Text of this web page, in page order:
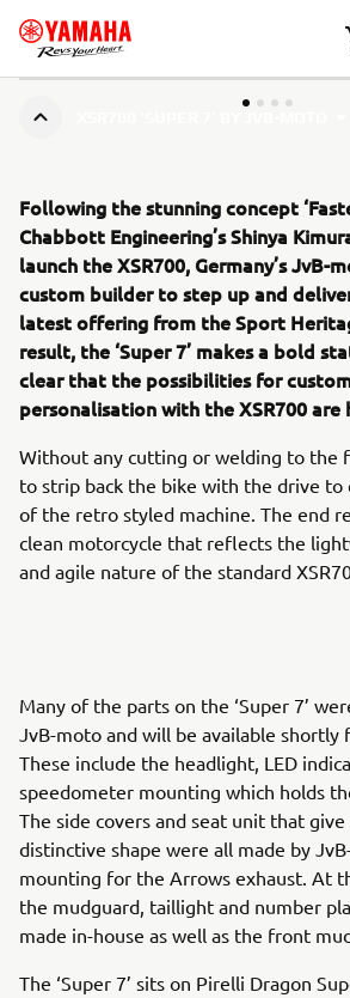
Following the stunning concept
Chabbott Engineering’s Shinya
launch the XSR700, Germany’s
custom builder to step up and
latest offering from the Sport
result, the ‘Super 7’ makes a bold
clear that the possibilities for
personalisation with the XSR700 are
Without any cutting or welding to the
to strip back the bike with the drive to
of the retro styled machine. The end
clean motorcycle that reflects the
and agile nature of the standard
Many of the parts on the ‘Super 7’
JvB-moto and will be available shortly
These include the headlight, LED
speedometer mounting which holds
The side covers and seat unit that
distinctive shape were all made by
mounting for the Arrows exhaust. At
the mudguard, taillight and number
made in-house as well as the front
The ‘Super 7’ sits on Pirelli Dragon